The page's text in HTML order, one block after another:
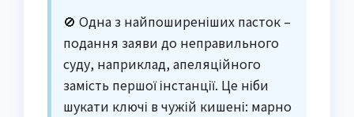
🚫 Одна з найпоширеніших пасток –
подання заяви до неправильного
суду, наприклад, апеляційного
замість першої інстанції. Це ніби
шукати ключі в чужій кишені: марно